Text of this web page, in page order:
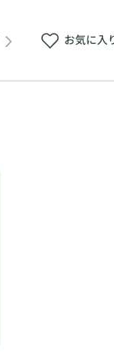
お気に入